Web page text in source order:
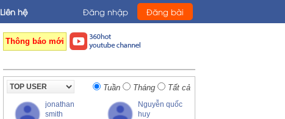
Liên hệ Đăng nhập Đăng bài
Thông báo mới
Tuần Tháng Tất cả
jonathan
smith
Nguyễn quốc
huy